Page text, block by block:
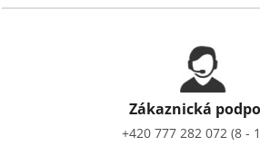
Zákaznická
+420 777 282 072 (8 -